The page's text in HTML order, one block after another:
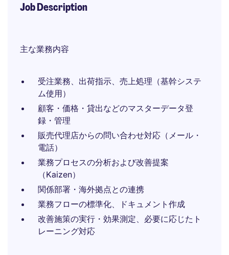
Job Description
主な業務内容
受注業務、出荷指示、売上処理（基幹システ
ム使用）
顧客・価格・貸出などのマスターデータ登
録・管理
販売代理店からの問い合わせ対応（メール・
電話）
業務プロセスの分析および改善提案
（Kaizen）
関係部署・海外拠点との連携
業務フローの標準化、ドキュメント作成
改善施策の実行・効果測定、必要に応じたト
レーニング対応